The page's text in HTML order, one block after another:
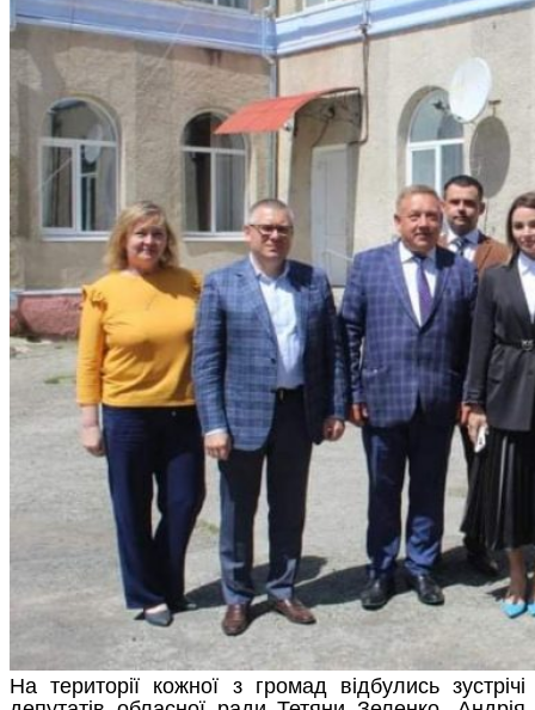
На території кожної з громад відбулись зустрічі